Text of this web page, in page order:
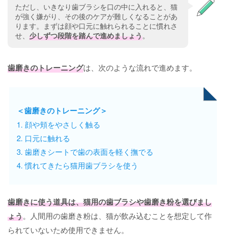
ただし、いきなり歯ブラシを口の中に入れると、猫
が強く嫌がり、その後のケアが難しくなることがあ
ります。まずは顔や口元に触れられることに慣れさ
せ、 少しずつ段階を踏んで進めましょう。
歯磨きのトレーニングは、次のような流れで進めます。
＜歯磨きのトレーニング＞
1. 顔や頬をやさしく触る
2. 口元に触れる
3. 歯磨きシートで歯の表面を軽く撫でる
4. 慣れてきたら猫用歯ブラシを使う
歯磨きに使う道具は、猫用の歯ブラシや歯磨き粉を選びまし
ょう。人間用の歯磨き粉は、猫が飲み込むことを想定して作
られていないため使用できません。